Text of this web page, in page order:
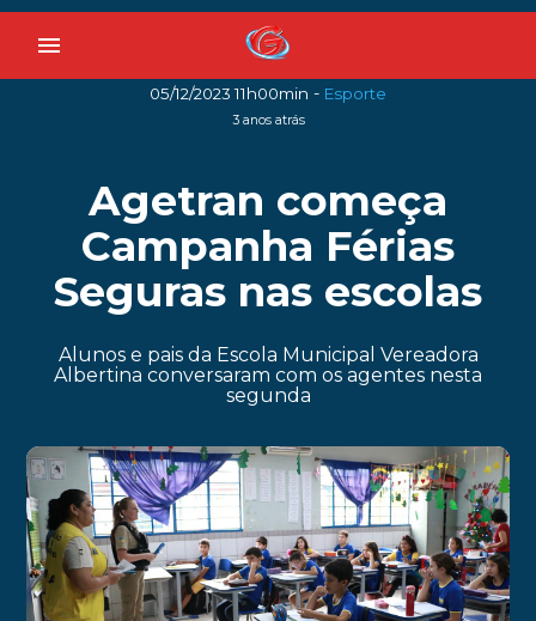
menu
05/12/2023 11h00min - Esporte
3 anos atrás
Agetran começa
Campanha Férias
Seguras nas escolas
Alunos e pais da Escola Municipal Vereadora
Albertina conversaram com os agentes nesta
segunda